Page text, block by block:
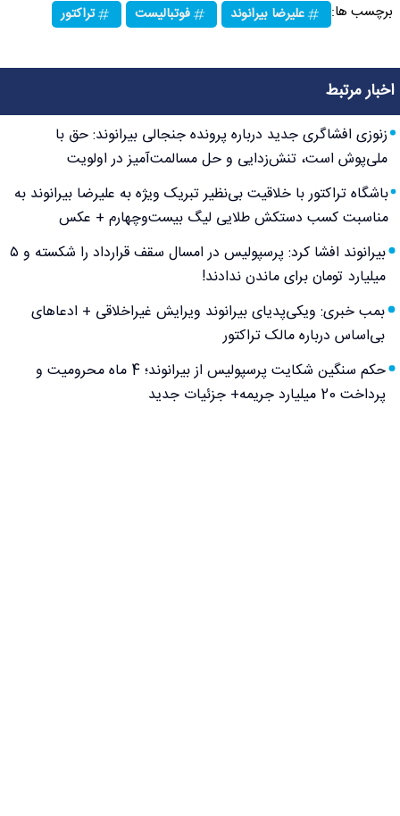
برچسب ها: علیرضا بیرانوند فوتبالیست تراکتور
اخبار مرتبط
زنوزی افشاگری جدید درباره پرونده جنجالی بیرانوند: حق با
ملی‌پوش است، تنش‌زدایی و حل مسالمت‌آمیز در اولویت
باشگاه تراکتور با خلاقیت بی‌نظیر تبریک ویژه به علیرضا بیرانوند به
مناسبت کسب دستکش طلایی لیگ بیست‌وچهارم + عکس
بیرانوند افشا کرد: پرسپولیس در امسال سقف قرارداد را شکسته و ۵
میلیارد تومان برای ماندن ندادند!
بمب خبری: ویکی‌پدیای بیرانوند ویرایش غیراخلاقی + ادعاهای
بی‌اساس درباره مالک تراکتور
حکم سنگین شکایت پرسپولیس از بیرانوند؛ 4 ماه محرومیت و
پرداخت 20 میلیارد جریمه+ جزئیات جدید